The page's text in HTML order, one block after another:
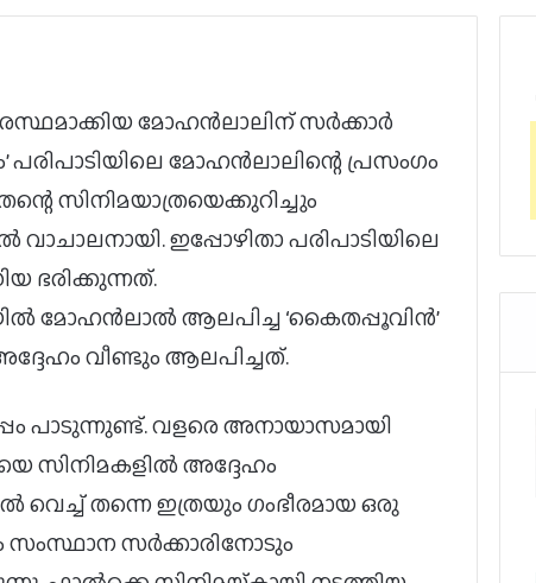
മോഹന്‍ലാലിന് സർക്കാർ
മോഹൻലാലിന്റെ പ്രസംഗം
സിനിമയാത്രയെക്കുറിച്ചും
ഇപ്പോഴിതാ പരിപാടിയിലെ
ഭരിക്കുന്നത്.
മോഹൻലാൽ ആലപിച്ച ‘കൈതപ്പൂവിൻ’
വീണ്ടും ആലപിച്ചത്.
പാടുന്നുണ്ട്. വളരെ അനായാസമായി
സിനിമകളിൽ അദ്ദേഹം
വെച്ച് തന്നെ ഇത്രയും ഗംഭീരമായ ഒരു
സംസ്ഥാന സര്‍ക്കാരിനോടും